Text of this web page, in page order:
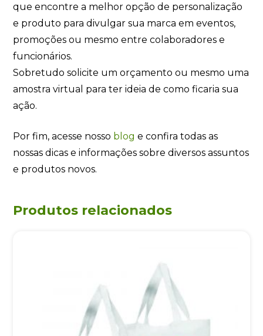
que encontre a melhor opção de personalização
e produto para divulgar sua marca em eventos,
promoções ou mesmo entre colaboradores e
funcionários.
Sobretudo solicite um orçamento ou mesmo uma
amostra virtual para ter ideia de como ficaria sua
ação.
Por fim, acesse nosso blog e confira todas as
nossas dicas e informações sobre diversos assuntos
e produtos novos.
Produtos relacionados